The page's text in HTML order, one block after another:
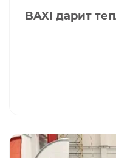
BAXI дарит